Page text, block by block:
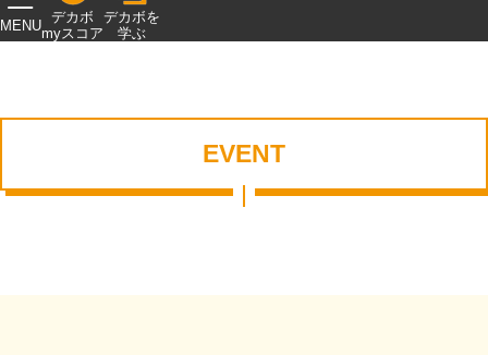
MENU
デカボ
myスコア
デカボを
学ぶ
EVENT